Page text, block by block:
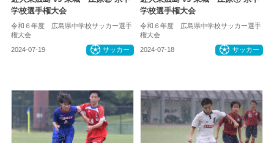
学校選手権大会
令和６年度 広島県中学校サッカー選手
権大会
2024-07-19 サッカー
学校選手権大会
令和６年度 広島県中学校サッカー選手
権大会
2024-07-18 サッカー